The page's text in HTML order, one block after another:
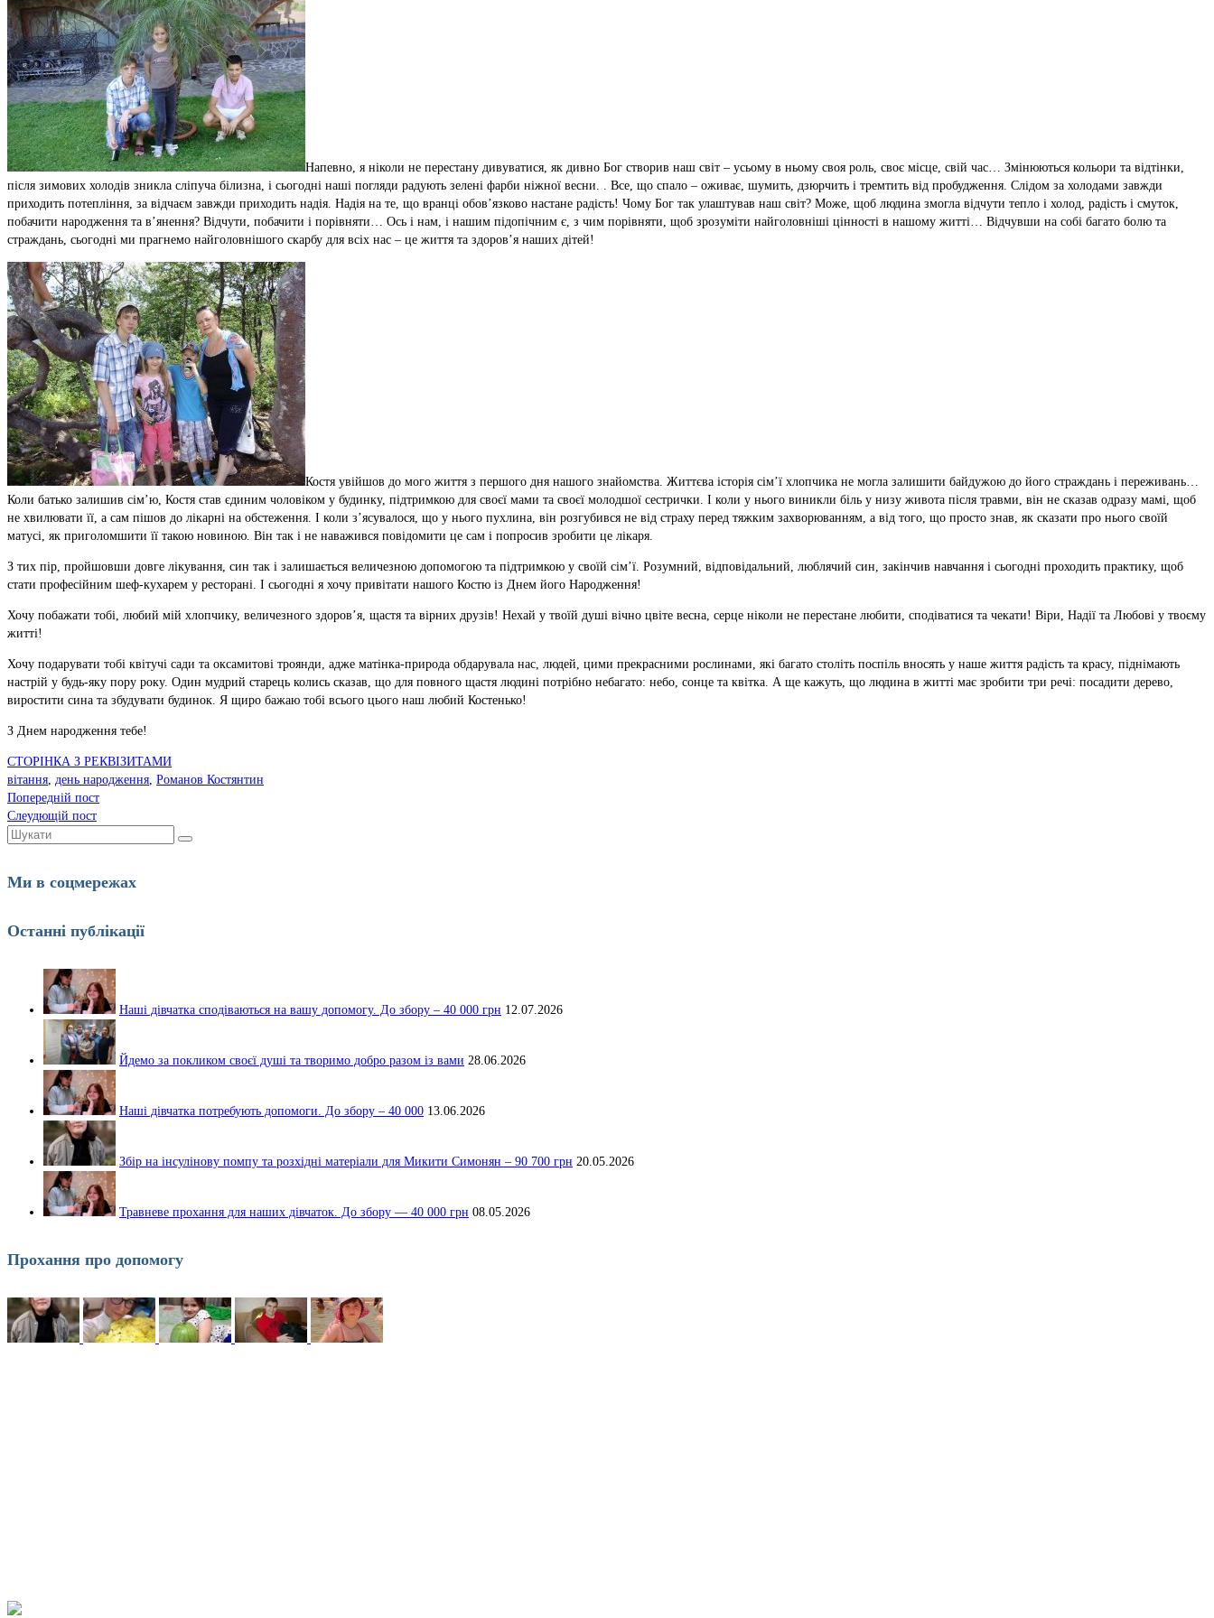
Напевно, я ніколи не перестану дивуватися, як дивно Бог створив наш світ – усьому в ньому своя роль, своє місце, свій час… Змінюються кольори та відтінки,
після зимових холодів зникла сліпуча білизна, і сьогодні наші погляди радують зелені фарби ніжної весни. . Все, що спало – оживає, шумить, дзюрчить і тремтить від пробудження. Слідом за холодами завжди
приходить потепління, за відчаєм завжди приходить надія. Надія на те, що вранці обов’язково настане радість! Чому Бог так улаштував наш світ? Може, щоб людина змогла відчути тепло і холод, радість і смуток,
побачити народження та в’янення? Відчути, побачити і порівняти… Ось і нам, і нашим підопічним є, з чим порівняти, щоб зрозуміти найголовніші цінності в нашому житті… Відчувши на собі багато болю та
страждань, сьогодні ми прагнемо найголовнішого скарбу для всіх нас – це життя та здоров’я наших дітей!
Костя увійшов до мого життя з першого дня нашого знайомства. Життєва історія сім’ї хлопчика не могла залишити байдужою до його страждань і переживань…
Коли батько залишив сім’ю, Костя став єдиним чоловіком у будинку, підтримкою для своєї мами та своєї молодшої сестрички. І коли у нього виникли біль у низу живота після травми, він не сказав одразу мамі, щоб
не хвилювати її, а сам пішов до лікарні на обстеження. І коли з’ясувалося, що у нього пухлина, він розгубився не від страху перед тяжким захворюванням, а від того, що просто знав, як сказати про нього своїй
матусі, як приголомшити її такою новиною. Він так і не наважився повідомити це сам і попросив зробити це лікаря.
З тих пір, пройшовши довге лікування, син так і залишається величезною допомогою та підтримкою у своїй сім’ї. Розумний, відповідальний, люблячий син, закінчив навчання і сьогодні проходить практику, щоб
стати професійним шеф-кухарем у ресторані. І сьогодні я хочу привітати нашого Костю із Днем його Народження!
Хочу побажати тобі, любий мій хлопчику, величезного здоров’я, щастя та вірних друзів! Нехай у твоїй душі вічно цвіте весна, серце ніколи не перестане любити, сподіватися та чекати! Віри, Надії та Любові у твоєму
житті!
Хочу подарувати тобі квітучі сади та оксамитові троянди, адже матінка-природа обдарувала нас, людей, цими прекрасними рослинами, які багато століть поспіль вносять у наше життя радість та красу, піднімають
настрій у будь-яку пору року. Один мудрий старець колись сказав, що для повного щастя людині потрібно небагато: небо, сонце та квітка. А ще кажуть, що людина в житті має зробити три речі: посадити дерево,
виростити сина та збудувати будинок. Я щиро бажаю тобі всього цього наш любий Костенько!
З Днем народження тебе!
СТОРІНКА З РЕКВІЗИТАМИ
вітання, день народження, Романов Костянтин
Попередній пост
Слеудющій пост
Шукати:
Ми в соцмережах
Останні публікації
Наші дівчатка сподіваються на вашу допомогу. До збору – 40 000 грн 12.07.2026
Йдемо за покликом своєї душі та творимо добро разом із вами 28.06.2026
Наші дівчатка потребують допомоги. До збору – 40 000 13.06.2026
Збір на інсулінову помпу та розхідні матеріали для Микити Симонян – 90 700 грн 20.05.2026
Травневе прохання для наших дівчаток. До збору — 40 000 грн 08.05.2026
Прохання про допомогу